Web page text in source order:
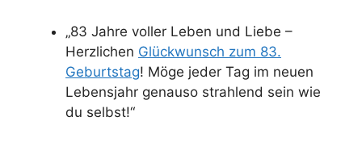
„83 Jahre voller Leben und Liebe –
Herzlichen Glückwunsch zum 83.
Geburtstag! Möge jeder Tag im neuen
Lebensjahr genauso strahlend sein wie
du selbst!“